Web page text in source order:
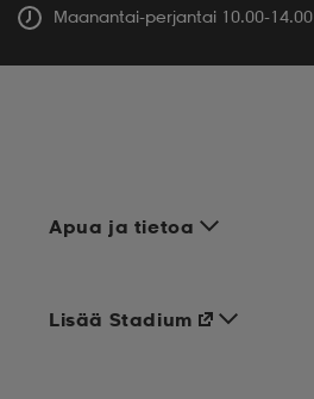
Maanantai-perjantai 10.00-14.00
Apua ja tietoa
Lisää Stadium